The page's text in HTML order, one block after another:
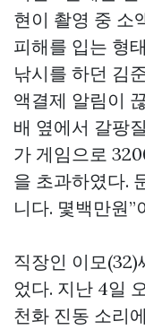
현이 촬영 중 소
피해를 입는 형
낚시를 하던 김
액결제 알림이
배 옆에서 갈팡
가 게임으로
을 초과하였다.
니다. 몇백만원
직장인 이모(32)
었다. 지난 4일
천화 진동 소리에